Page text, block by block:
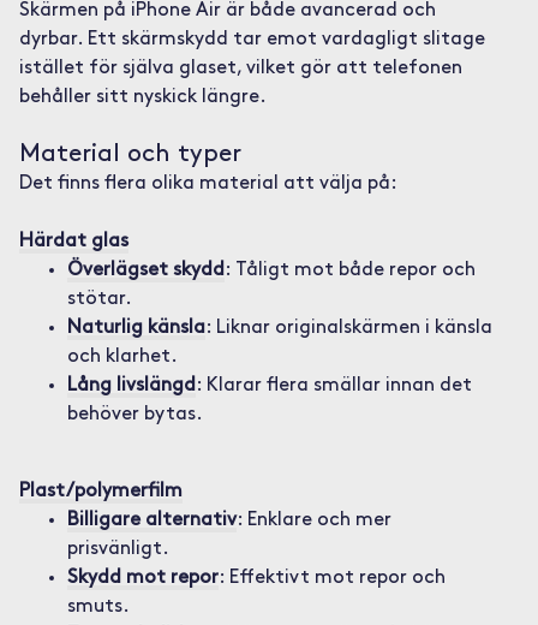
Skärmen på iPhone Air är både avancerad och
dyrbar. Ett skärmskydd tar emot vardagligt slitage
istället för själva glaset, vilket gör att telefonen
behåller sitt nyskick längre.
Material och typer
Det finns flera olika material att välja på:
Härdat glas
Överlägset skydd : Tåligt mot både repor och
stötar.
Naturlig känsla: Liknar originalskärmen i känsla
och klarhet.
Lång livslängd : Klarar flera smällar innan det
behöver bytas.
Plast/polymerfilm
Billigare alternativ: Enklare och mer
prisvänligt.
Skydd mot repor: Effektivt mot repor och
smuts.